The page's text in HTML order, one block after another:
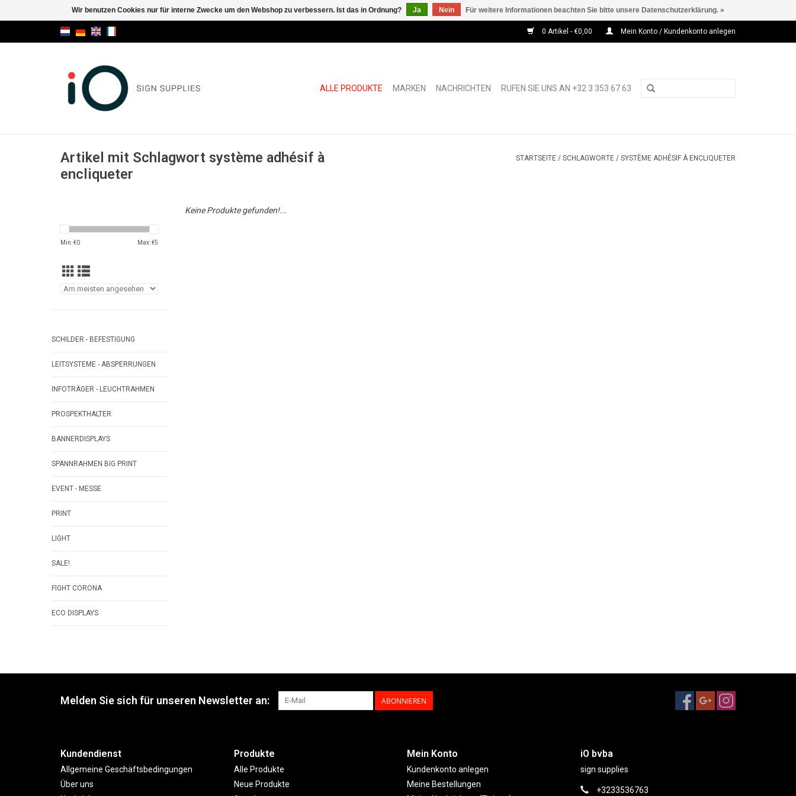
0 Artikel - €0,00 Mein Konto / Kundenkonto anlegen
ALLE PRODUKTE MARKEN NACHRICHTEN RUFEN SIE UNS AN +32 3 353 67 63
Artikel mit Schlagwort système adhésif à
encliqueter
STARTSEITE / SCHLAGWORTE / SYSTÈME ADHÉSIF À ENCLIQUETER
Min: €0 Max: €5
SCHILDER - BEFESTIGUNG
LEITSYSTEME - ABSPERRUNGEN
INFOTRÄGER - LEUCHTRAHMEN
PROSPEKTHALTER
BANNERDISPLAYS
SPANNRAHMEN BIG PRINT
EVENT - MESSE
PRINT
LIGHT
SALE!
FIGHT CORONA
ECO DISPLAYS
Keine Produkte gefunden!...
Melden Sie sich für unseren Newsletter an: ABONNIEREN
Kundendienst
Allgemeine Geschäftsbedingungen
Über uns
Produkte
Alle Produkte
Neue Produkte
Mein Konto
Kundenkonto anlegen
Meine Bestellungen
iO bvba
sign supplies
+3233536763
Wir benutzen Cookies nur für interne Zwecke um den Webshop zu verbessern. Ist das in Ordnung? Ja Nein Für weitere Informationen beachten Sie bitte unsere Datenschutzerklärung. »